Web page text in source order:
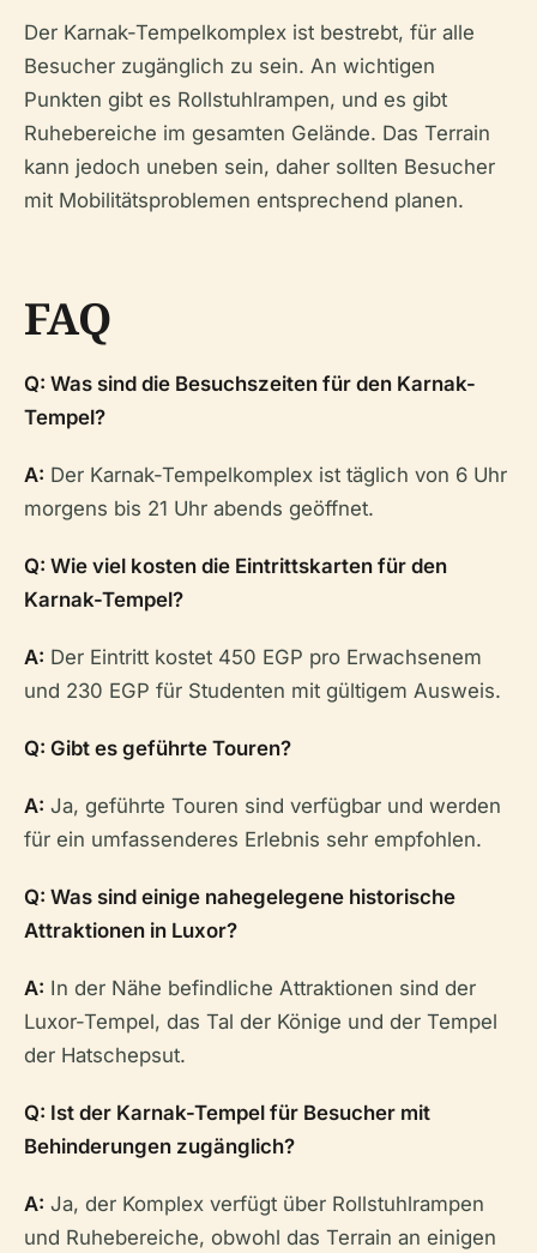
Der Karnak-Tempelkomplex ist bestrebt, für alle
Besucher zugänglich zu sein. An wichtigen
Punkten gibt es Rollstuhlrampen, und es gibt
Ruhebereiche im gesamten Gelände. Das Terrain
kann jedoch uneben sein, daher sollten Besucher
mit Mobilitätsproblemen entsprechend planen.
FAQ
Q: Was sind die Besuchszeiten für den Karnak-
Tempel?
A: Der Karnak-Tempelkomplex ist täglich von 6 Uhr
morgens bis 21 Uhr abends geöffnet.
Q: Wie viel kosten die Eintrittskarten für den
Karnak-Tempel?
A: Der Eintritt kostet 450 EGP pro Erwachsenem
und 230 EGP für Studenten mit gültigem Ausweis.
Q: Gibt es geführte Touren?
A: Ja, geführte Touren sind verfügbar und werden
für ein umfassenderes Erlebnis sehr empfohlen.
Q: Was sind einige nahegelegene historische
Attraktionen in Luxor?
A: In der Nähe befindliche Attraktionen sind der
Luxor-Tempel, das Tal der Könige und der Tempel
der Hatschepsut.
Q: Ist der Karnak-Tempel für Besucher mit
Behinderungen zugänglich?
A: Ja, der Komplex verfügt über Rollstuhlrampen
und Ruhebereiche, obwohl das Terrain an einigen